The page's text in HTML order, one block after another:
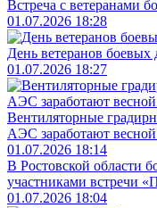
Встреча с ветеранами
01.07.2026 18:28
День ветеранов боевых
01.07.2026 18:27
Вентиляторные
АЭС заработают весной
01.07.2026 18:14
В Ростовской области
участниками встречи
01.07.2026 18:04